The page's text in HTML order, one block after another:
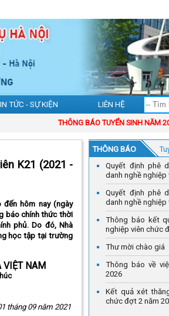
TỨC - SỰ KIỆN LIÊN HỆ
THÔNG BÁO TUYỂN SINH NĂM 2026
K21 (2021 -
hôm nay (ngày
báo chính thức thời
phủ. Do đó, Nhà
học tập tại trường
VIỆT NAM
tháng 09 năm 2021
THÔNG BÁO
Quyết định phê
danh nghề
Quyết định phê
danh nghề
Thông báo kết
nghiệp viên chức
Thư mời chào giá
Thông báo về
2026
Kết quả xét
chức đợt 2 năm